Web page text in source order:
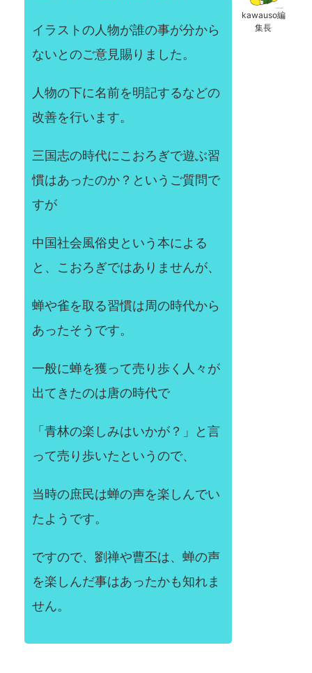
kawauso編
集長
イラストの人物が誰の事が分から
ないとのご意見賜りました。
人物の下に名前を明記するなどの
改善を行います。
三国志の時代にこおろぎで遊ぶ習
慣はあったのか？というご質問で
すが
中国社会風俗史という本による
と、こおろぎではありませんが、
蝉や雀を取る習慣は周の時代から
あったそうです。
一般に蝉を獲って売り歩く人々が
出てきたのは唐の時代で
「青林の楽しみはいかが？」と言
って売り歩いたというので、
当時の庶民は蝉の声を楽しんでい
たようです。
ですので、劉禅や曹丕は、蝉の声
を楽しんだ事はあったかも知れま
せん。